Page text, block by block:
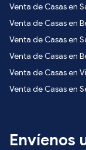
Venta de Casas en
Venta de Casas en
Venta de Casas en
Venta de Casas en
Venta de Casas en
Venta de Casas en
Envíenos